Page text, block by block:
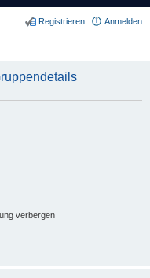
Anmelden
Registrieren
verbergen